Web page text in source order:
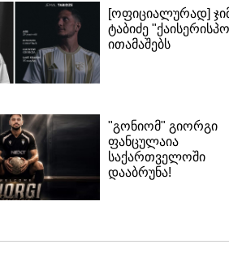
[ოფიციალურად]
ტაბიძე
ითამაშებს
"გონიომ" გიორგი
ფანცულაია
საქართველოში
დააბრუნა!